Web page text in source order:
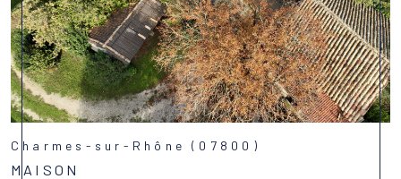
Charmes-sur-Rhône (07800)
MAISON